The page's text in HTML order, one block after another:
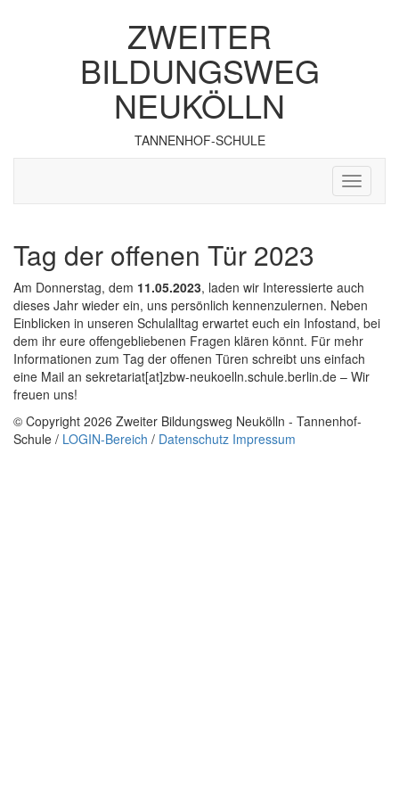
ZWEITER
BILDUNGSWEG
NEUKÖLLN
TANNENHOF-SCHULE
Tag der offenen Tür 2023
Am Donnerstag, dem 11.05.2023, laden wir Interessierte auch
dieses Jahr wieder ein, uns persönlich kennenzulernen. Neben
Einblicken in unseren Schulalltag erwartet euch ein Infostand, bei
dem ihr eure offengebliebenen Fragen klären könnt. Für mehr
Informationen zum Tag der offenen Türen schreibt uns einfach
eine Mail an sekretariat[at]zbw-neukoelln.schule.berlin.de – Wir
freuen uns!
© Copyright 2026 Zweiter Bildungsweg Neukölln - Tannenhof-
Schule / LOGIN-Bereich / Datenschutz Impressum